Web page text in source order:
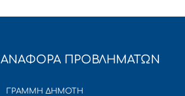
ΑΝΑΦΟΡΑ ΠΡΟΒΛΗΜΑΤΩΝ
ΓΡΑΜΜΗ ΔΗΜΟΤΗ